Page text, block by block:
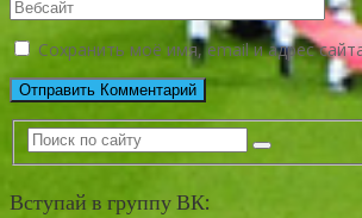
Сохранить моё имя, email и адрес
Вступай в группу ВК: